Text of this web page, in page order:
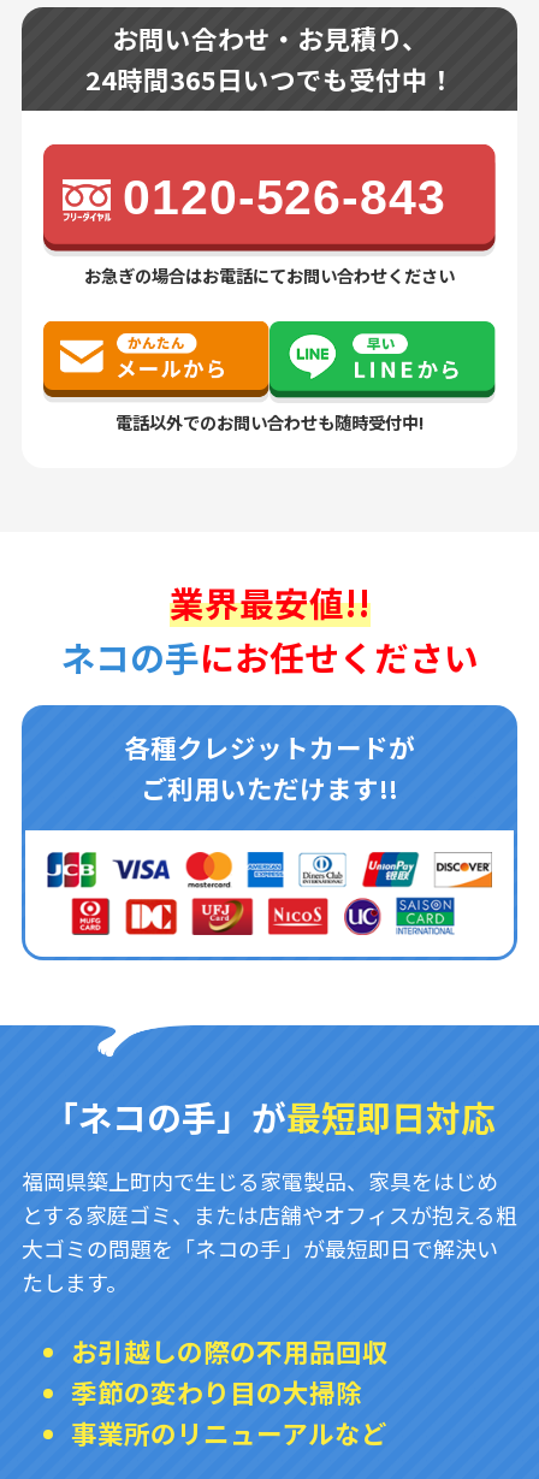
お問い合わせ・お見積り、
24時間365日いつでも受付中！
0120-526-843
お急ぎの場合はお電話にてお問い合わせください
電話以外でのお問い合わせも随時受付中!
業界最安値!!
ネコの手にお任せください
各種クレジットカードが
ご利用いただけます!!
「ネコの手」が最短即日対応
福岡県築上町内で生じる家電製品、家具をはじめ
とする家庭ゴミ、または店舗やオフィスが抱える粗
大ゴミの問題を「ネコの手」が最短即日で解決い
たします。
お引越しの際の不用品回収
季節の変わり目の大掃除
事業所のリニューアルなど